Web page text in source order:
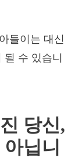
들이는 대신
수 있습니
당신,
닙니